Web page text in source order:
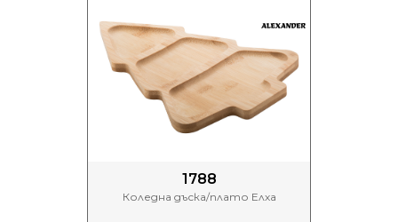
1788
Коледна дъска/плато Елха